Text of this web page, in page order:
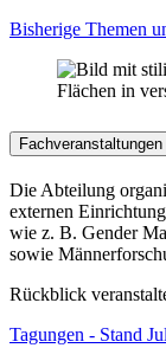
Bisherige Themen
Die Abteilung
externen
wie z. B. Gender
sowie
Rückblick
Tagungen - Stand